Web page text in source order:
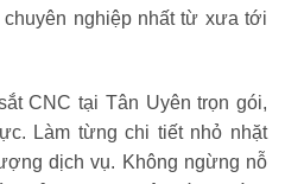
nghiệp nhất từ xưa tới
CNC tại Tân Uyên trọn gói,
Làm từng chi tiết nhỏ nhặt
dịch vụ. Không ngừng nỗ